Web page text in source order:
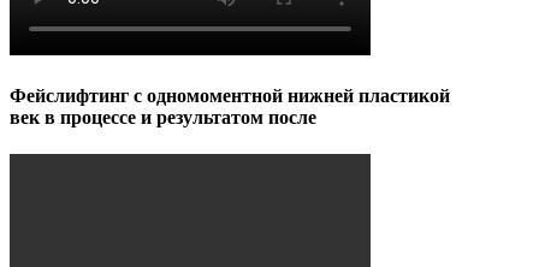
Фейслифтинг с одномоментной нижней пластикой
век в процессе и результатом после